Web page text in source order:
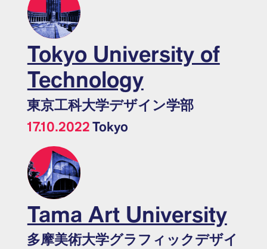
Tokyo University of
Technology
東京工科大学デザイン学部
17.10.2022Tokyo
Tama Art University
多摩美術大学グラフィックデザイ